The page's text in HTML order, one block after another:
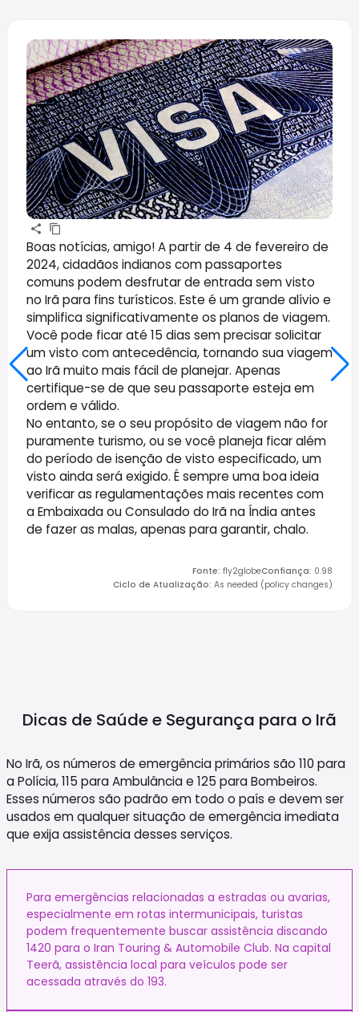
Boas notícias, amigo! A partir de 4 de fevereiro de
2024, cidadãos indianos com passaportes
comuns podem desfrutar de entrada sem visto
no Irã para fins turísticos. Este é um grande alívio e
simplifica significativamente os planos de viagem.
Você pode ficar até 15 dias sem precisar solicitar
um visto com antecedência, tornando sua viagem
ao Irã muito mais fácil de planejar. Apenas
certifique-se de que seu passaporte esteja em
ordem e válido.
No entanto, se o seu propósito de viagem não for
puramente turismo, ou se você planeja ficar além
do período de isenção de visto especificado, um
visto ainda será exigido. É sempre uma boa ideia
verificar as regulamentações mais recentes com
a Embaixada ou Consulado do Irã na Índia antes
de fazer as malas, apenas para garantir, chalo.
Fonte: fly2globeConfiança: 0.98
Ciclo de Atualização: As needed (policy changes)
Dicas de Saúde e Segurança para o Irã
No Irã, os números de emergência primários são 110 para
a Polícia, 115 para Ambulância e 125 para Bombeiros.
Esses números são padrão em todo o país e devem ser
usados em qualquer situação de emergência imediata
que exija assistência desses serviços.
Para emergências relacionadas a estradas ou avarias,
especialmente em rotas intermunicipais, turistas
podem frequentemente buscar assistência discando
1420 para o Iran Touring & Automobile Club. Na capital
Teerã, assistência local para veículos pode ser
acessada através do 193.